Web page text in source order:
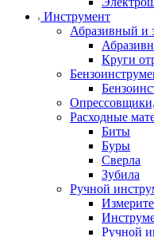
Инструмент
Абразивный и
Круги
Расходные
Биты
Буры
Сверла
Зубила
Ручной
Ручной